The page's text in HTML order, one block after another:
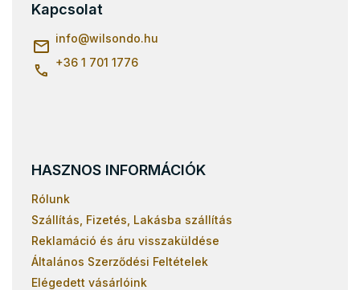
Kapcsolat
info@wilsondo.hu
+36 1 701 1776
HASZNOS INFORMÁCIÓK
Rólunk
Szállítás, Fizetés, Lakásba szállítás
Reklamáció és áru visszaküldése
Általános Szerződési Feltételek
Elégedett vásárlóink